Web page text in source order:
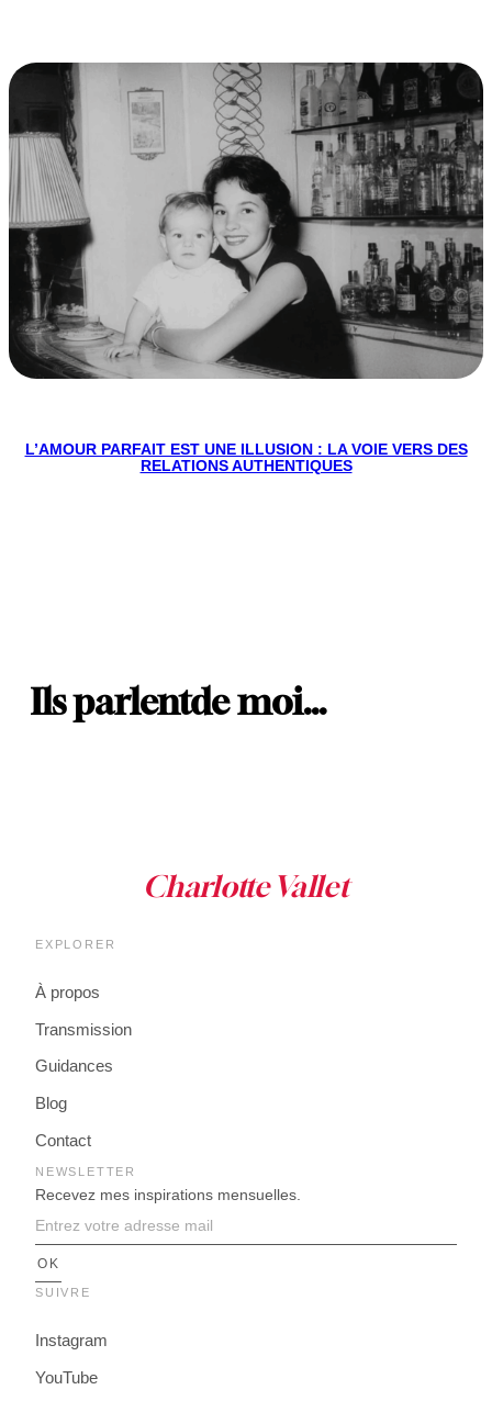
L’AMOUR PARFAIT EST UNE ILLUSION : LA VOIE VERS DES
RELATIONS AUTHENTIQUES
Ils parlentde moi…
EXPLORER
À propos
Transmission
Guidances
Blog
Contact
NEWSLETTER
Recevez mes inspirations mensuelles.
SUIVRE
Instagram
YouTube